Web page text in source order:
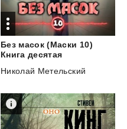
Без масок (Маски 10)
Книга десятая
Николай Метельский